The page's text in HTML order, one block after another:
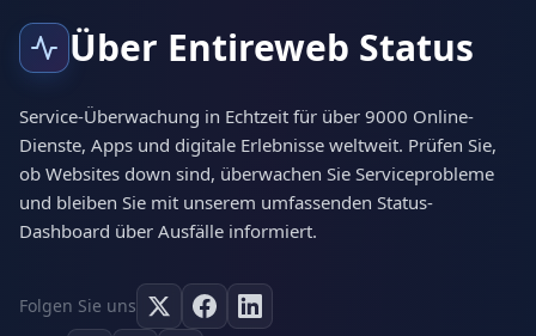
Über Entireweb Status
Service-Überwachung in Echtzeit für über 9000 Online-
Dienste, Apps und digitale Erlebnisse weltweit. Prüfen Sie,
ob Websites down sind, überwachen Sie Serviceprobleme
und bleiben Sie mit unserem umfassenden Status-
Dashboard über Ausfälle informiert.
Folgen Sie uns